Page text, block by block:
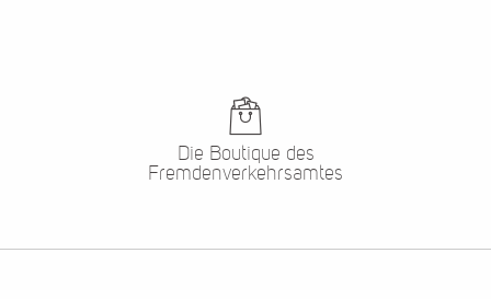
Die Boutique des
Fremdenverkehrsamtes